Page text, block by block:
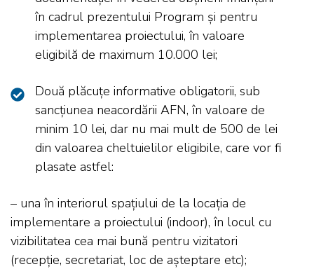
în cadrul prezentului Program și pentru
implementarea proiectului, în valoare
eligibilă de maximum 10.000 lei;
Două plăcuțe informative obligatorii, sub
sancțiunea neacordării AFN, în valoare de
minim 10 lei, dar nu mai mult de 500 de lei
din valoarea cheltuielilor eligibile, care vor fi
plasate astfel:
– una în interiorul spațiului de la locația de
implementare a proiectului (indoor), în locul cu
vizibilitatea cea mai bună pentru vizitatori
(recepție, secretariat, loc de așteptare etc);